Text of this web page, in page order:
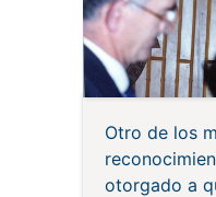
Otro de los
otorgado a